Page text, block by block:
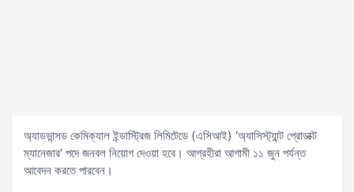
অ্যাডভান্সড কেমিক্যাল ইন্ডাস্ট্রিজ লিমিটেডে (এসিআই) ‘অ্যাসিস্ট্যান্ট প্রোডাক্ট
ম্যানেজার’ পদে জনবল নিয়োগ দেওয়া হবে। আগ্রহীরা আগামী ১১ জুন পর্যন্ত
আবেদন করতে পারবেন।